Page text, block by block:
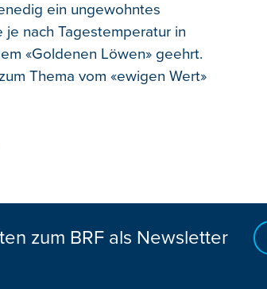
ein ungewohntes
je nach Tagestemperatur in
«Goldenen Löwen» geehrt.
Thema vom «ewigen Wert»
zum BRF als Newsletter